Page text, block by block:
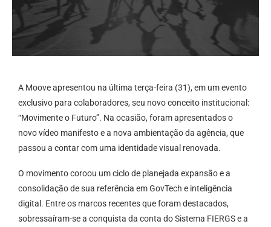
A Moove apresentou na última terça-feira (31), em um evento
exclusivo para colaboradores, seu novo conceito institucional:
“Movimente o Futuro”. Na ocasião, foram apresentados o
novo vídeo manifesto e a nova ambientação da agência, que
passou a contar com uma identidade visual renovada.
O movimento coroou um ciclo de planejada expansão e a
consolidação de sua referência em GovTech e inteligência
digital. Entre os marcos recentes que foram destacados,
sobressaíram-se a conquista da conta do Sistema FIERGS e a